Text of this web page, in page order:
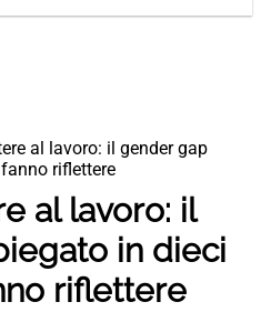
al lavoro: il gender gap
riflettere
al lavoro: il
in dieci
riflettere